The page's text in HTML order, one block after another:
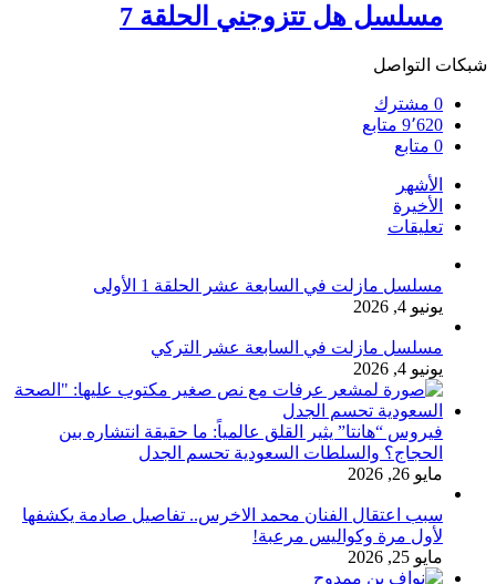
مسلسل هل تتزوجني الحلقة 7
شبكات التواصل
0 مشترك
9٬620 متابع
0 متابع
الأشهر
الأخيرة
تعليقات
مسلسل مازلت في السابعة عشر الحلقة 1 الأولى
يونيو 4, 2026
مسلسل مازلت في السابعة عشر التركي
يونيو 4, 2026
فيروس “هانتا” يثير القلق عالمياً: ما حقيقة انتشاره بين
الحجاج؟ والسلطات السعودية تحسم الجدل
مايو 26, 2026
سبب اعتقال الفنان محمد الاخرس.. تفاصيل صادمة يكشفها
لأول مرة وكواليس مرعبة!
مايو 25, 2026